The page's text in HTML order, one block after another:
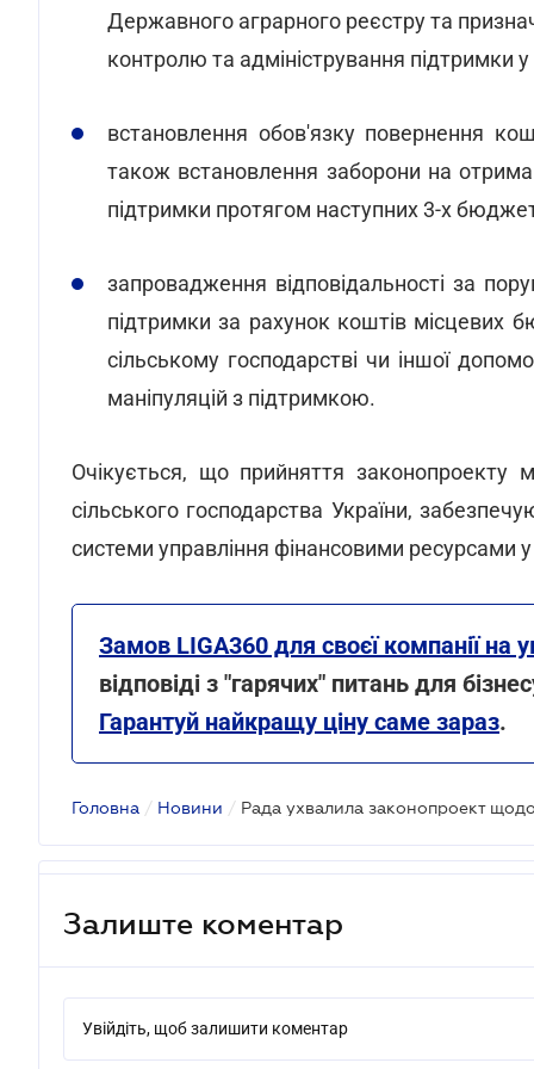
Державного аграрного реєстру та
контролю та адміністрування підтримки у
встановлення обов'язку повернення
також встановлення заборони на
підтримки протягом наступних 3-х
запровадження відповідальності за
підтримки за рахунок коштів місцевих
сільському господарстві чи іншої
маніпуляцій з підтримкою.
Очікується, що прийняття
сільського господарства України,
системи управління фінансовими ресурсами у
Замов LIGA360 для своєї компанії на
відповіді з "гарячих" питань для
Гарантуй найкращу ціну саме зараз.
Головна / Новини /
Залиште коментар
Увійдіть, щоб залишити коментар